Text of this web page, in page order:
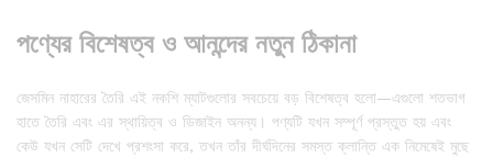
পণ্যের বিশেষত্ব ও আনন্দের নতুন ঠিকানা
জেসমিন নাহারের তৈরি এই নকশি ম্যাটগুলোর সবচেয়ে বড় বিশেষত্ব হলো—এগুলো শতভাগ
হাতে তৈরি এবং এর স্থায়িত্ব ও ডিজাইন অনন্য। পণ্যটি যখন সম্পূর্ণ প্রস্তুত হয় এবং
কেউ যখন সেটি দেখে প্রশংসা করে, তখন তাঁর দীর্ঘদিনের সমস্ত ক্লান্তি এক নিমেষেই মুছে